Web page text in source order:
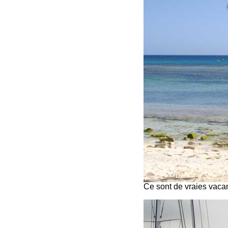
Ce sont de vraies